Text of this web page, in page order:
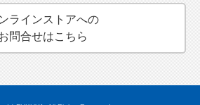
ラインストアへの
問合せはこちら